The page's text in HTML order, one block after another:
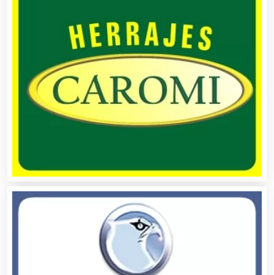
Asesores Técnicos
Asesoría Fiscal
Asilos
Asociaciones Empresariales
Audio, Sonido e Iluminación